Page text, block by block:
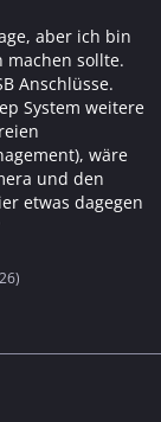
aber ich bin
machen sollte.
Anschlüsse.
System weitere
wäre
und den
etwas dagegen
)